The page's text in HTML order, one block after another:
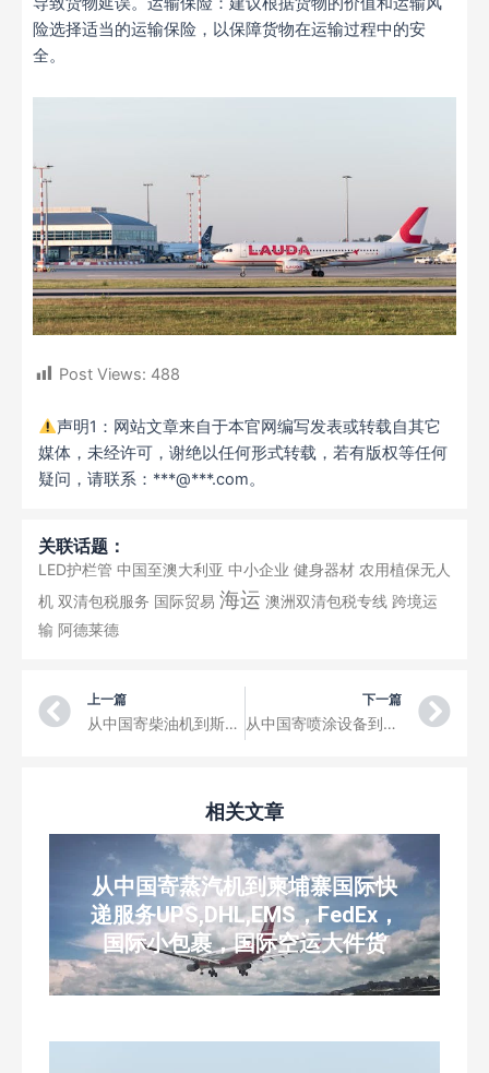
险选择适当的运输保险，以保障货物在运输过程中的安
全。
Post Views: 488
声明1：网站文章来自于本官网编写发表或转载自其它
媒体，未经许可，谢绝以任何形式转载，若有版权等任何
疑问，请联系：***@***.com。
关联话题：
LED护栏管 中国至澳大利亚 中小企业 健身器材 农用植保无人
机 双清包税服务 国际贸易 海运 澳洲双清包税专线 跨境运
输 阿德莱德
Prev
上一篇
从中国寄柴油机到斯洛文尼亚国际快递服务UPS,DHL,EMS，FedEx，国际小包裹，国际空运大件货
下一篇
从中国寄喷涂设备到罗马尼亚国际快递服务UPS,DHL,EMS，FedEx，国际小包裹，国际空运大件货
相关文章
从中国寄蒸汽机到柬埔寨国际快
递服务UPS,DHL,EMS，FedEx，
国际小包裹，国际空运大件货